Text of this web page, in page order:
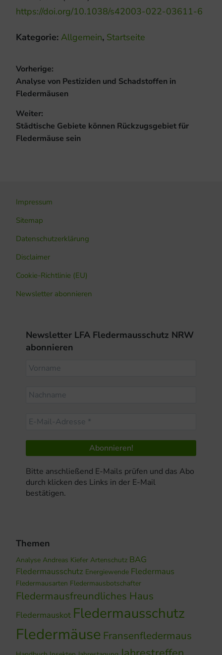
https://doi.org/10.1038/s42003-022-03611-6
Kategorie: Allgemein, Startseite
Beitragsnavigation
Vorherige:
Vorheriger
Beitrag:
Analyse von Pestiziden und Schadstoffen in
Fledermäusen
Weiter:
Nächster
Beitrag:
Städtische Gebiete können Rückzugsgebiet für
Fledermäuse sein
Impressum
Sitemap
Datenschutzerklärung
Disclaimer
Cookie-Richtlinie (EU)
Newsletter abonnieren
Newsletter LFA Fledermausschutz NRW
abonnieren
Bitte anschließend E-Mails prüfen und das Abo
durch klicken des Links in der E-Mail
bestätigen.
Themen
Analyse Andreas Kiefer Artenschutz BAG
Fledermausschutz Energiewende Fledermaus
Fledermausarten Fledermausbotschafter
Fledermausfreundliches Haus
Fledermauskot Fledermausschutz
Fledermäuse Fransenfledermaus